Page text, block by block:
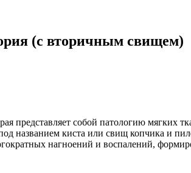
(с вторичным свищем)
представляет собой патологию мягких
названием киста или свищ копчика и
нагноений и воспалений,